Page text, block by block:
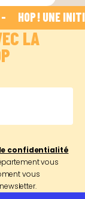
- HOP ! UNE
LA
confidentialité
vous
vous